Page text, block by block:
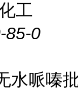
工
85-0
水哌嗪